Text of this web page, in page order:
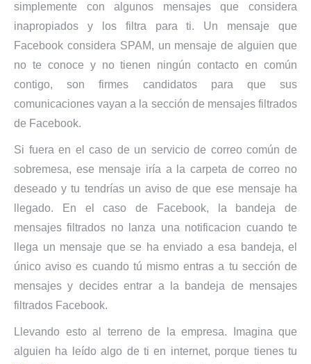
simplemente con algunos mensajes que considera
inapropiados y los filtra para ti. Un mensaje que
Facebook considera SPAM, un mensaje de alguien que
no te conoce y no tienen ningún contacto en común
contigo, son firmes candidatos para que sus
comunicaciones vayan a la sección de mensajes filtrados
de Facebook.
Si fuera en el caso de un servicio de correo común de
sobremesa, ese mensaje iría a la carpeta de correo no
deseado y tu tendrías un aviso de que ese mensaje ha
llegado. En el caso de Facebook, la bandeja de
mensajes filtrados no lanza una notificacion cuando te
llega un mensaje que se ha enviado a esa bandeja, el
único aviso es cuando tú mismo entras a tu sección de
mensajes y decides entrar a la bandeja de mensajes
filtrados Facebook.
Llevando esto al terreno de la empresa. Imagina que
alguien ha leído algo de ti en internet, porque tienes tu